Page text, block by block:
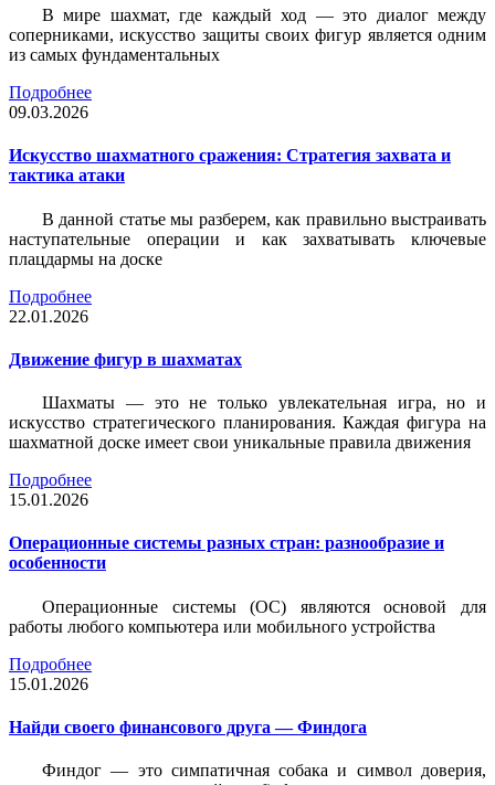
В мире шахмат, где каждый ход — это диалог между
соперниками, искусство защиты своих фигур является одним
из самых фундаментальных
Подробнее
09.03.2026
Искусство шахматного сражения: Стратегия захвата и
тактика атаки
В данной статье мы разберем, как правильно выстраивать
наступательные операции и как захватывать ключевые
плацдармы на доске
Подробнее
22.01.2026
Движение фигур в шахматах
Шахматы — это не только увлекательная игра, но и
искусство стратегического планирования. Каждая фигура на
шахматной доске имеет свои уникальные правила движения
Подробнее
15.01.2026
Операционные системы разных стран: разнообразие и
особенности
Операционные системы (ОС) являются основой для
работы любого компьютера или мобильного устройства
Подробнее
15.01.2026
Найди своего финансового друга — Финдога
Финдог — это симпатичная собака и символ доверия,